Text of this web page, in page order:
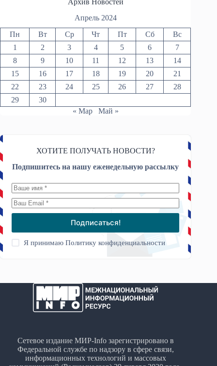
Архив Новостей
Апрель 2024
Пн Вт Ср Чт Пт Сб
Вс
1
2 3 4 5 6
7
8
9 10 11 12 13
14
15
16 17 18 19 20
21
22
23 24 25 26 27
28
29
30
« Мар
Май »
ХОТИТЕ ПОЛУЧАТЬ НОВОСТИ?
Подпишитесь на нашу еженедельную рассылку
Подписаться!
Я принимаюПолитику конфиденциальности
Сетевое издание МИР-Info зарегистрировано в
Федеральной службе по надзору в сфере связи,
информационных технологий и массовых